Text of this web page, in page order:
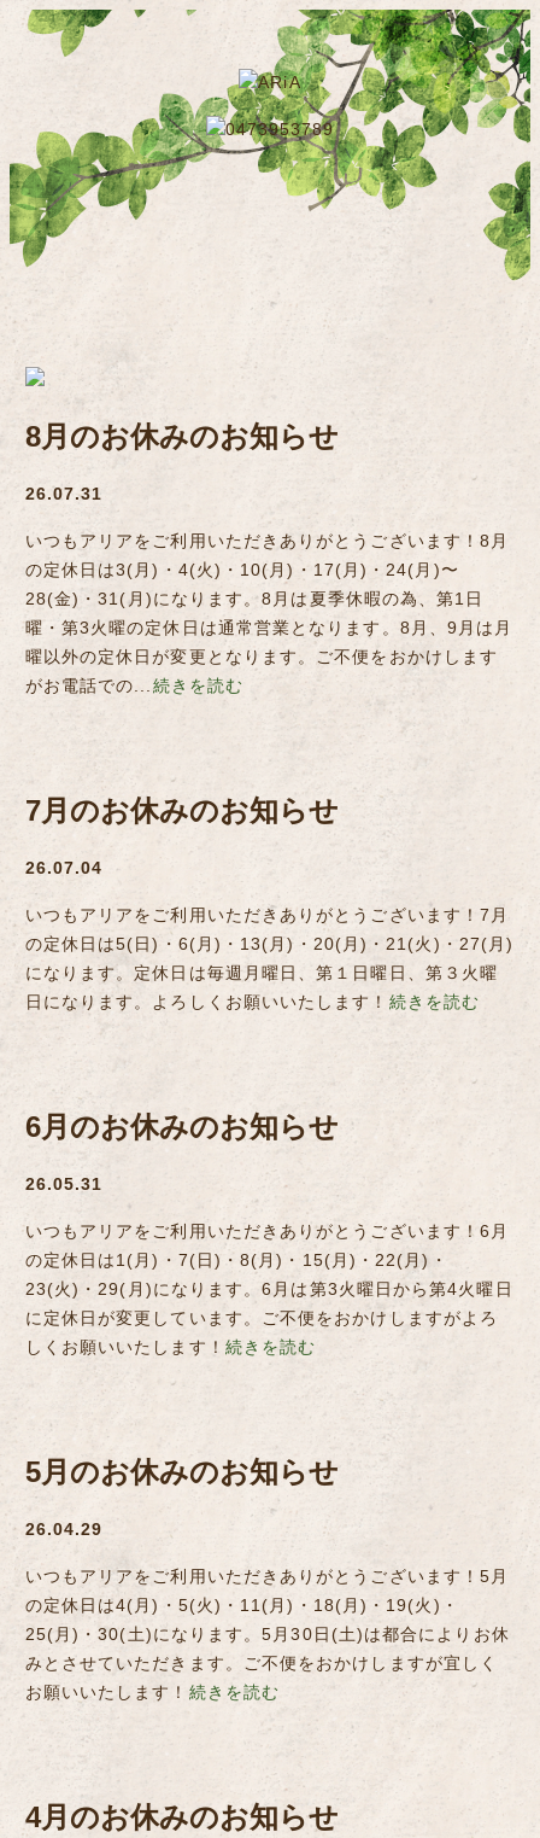
8月のお休みのお知らせ
26.07.31
いつもアリアをご利用いただきありがとうございます！8月
の定休日は3(月)・4(火)・10(月)・17(月)・24(月)〜
28(金)・31(月)になります。8月は夏季休暇の為、第1日
曜・第3火曜の定休日は通常営業となります。8月、9月は月
曜以外の定休日が変更となります。ご不便をおかけします
がお電話での... 続きを読む
7月のお休みのお知らせ
26.07.04
いつもアリアをご利用いただきありがとうございます！7月
の定休日は5(日)・6(月)・13(月)・20(月)・21(火)・27(月)
になります。定休日は毎週月曜日、第１日曜日、第３火曜
日になります。よろしくお願いいたします！ 続きを読む
6月のお休みのお知らせ
26.05.31
いつもアリアをご利用いただきありがとうございます！6月
の定休日は1(月)・7(日)・8(月)・15(月)・22(月)・
23(火)・29(月)になります。6月は第3火曜日から第4火曜日
に定休日が変更しています。ご不便をおかけしますがよろ
しくお願いいたします！ 続きを読む
5月のお休みのお知らせ
26.04.29
いつもアリアをご利用いただきありがとうございます！5月
の定休日は4(月)・5(火)・11(月)・18(月)・19(火)・
25(月)・30(土)になります。5月30日(土)は都合によりお休
みとさせていただきます。ご不便をおかけしますが宜しく
お願いいたします！ 続きを読む
4月のお休みのお知らせ